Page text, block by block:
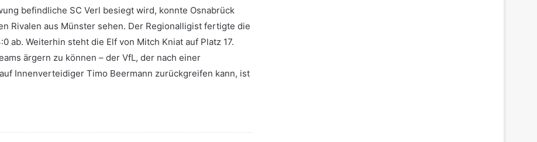
befindliche SC Verl besiegt wird, konnte Osnabrück
Rivalen aus Münster sehen. Der Regionalligist fertigte die
ab. Weiterhin steht die Elf von Mitch Kniat auf Platz 17.
ärgern zu können – der VfL, der nach einer
Innenverteidiger Timo Beermann zurückgreifen kann, ist